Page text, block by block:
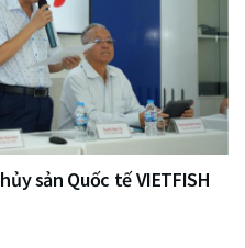
sản Quốc tế VIETFISH